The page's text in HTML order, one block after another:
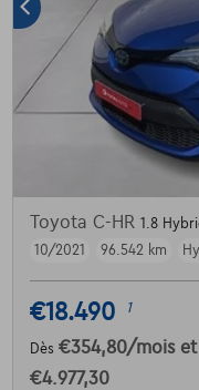
Toyota C-HR 1.8
10/2021
96.542 km
€18.490 1
Dès €354,80/mois
€4.977,30